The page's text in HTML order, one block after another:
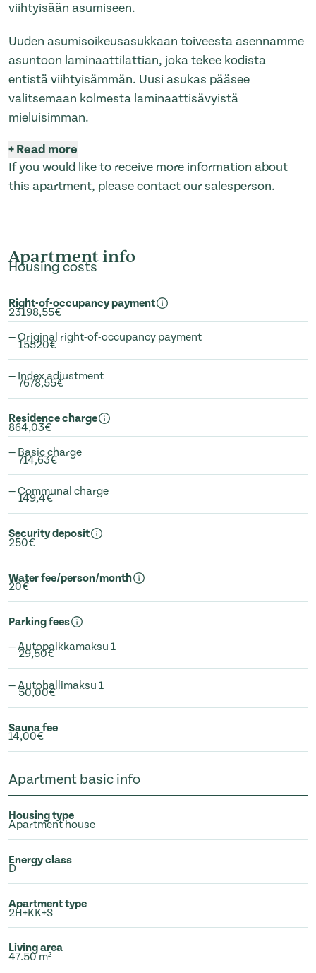
viihtyisään asumiseen.
Uuden asumisoikeusasukkaan toiveesta asennamme
asuntoon laminaattilattian, joka tekee kodista
entistä viihtyisämmän. Uusi asukas pääsee
valitsemaan kolmesta laminaattisävyistä
mieluisimman.
+Read more
If you would like to receive more information about
this apartment, please contact our salesperson.
Apartment info
Housing costs
Right-of-occupancy payment
23198,55€
— Original right-of-occupancy payment
15520€
— Index adjustment
7678,55€
Residence charge
864,03€
— Basic charge
714,63€
— Communal charge
149,4€
Security deposit
250€
Water fee/person/month
20€
Parking fees
— Autopaikkamaksu 1
29,50€
— Autohallimaksu 1
50,00€
Sauna fee
14,00€
Apartment basic info
Housing type
Apartment house
Energy class
D
Apartment type
2H+KK+S
Living area
47.50 m²